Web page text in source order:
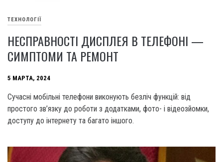
ТЕХНОЛОГІЇ
НЕСПРАВНОСТІ ДИСПЛЕЯ В ТЕЛЕФОНІ —
СИМПТОМИ ТА РЕМОНТ
5 МАРТА, 2024
Сучасні мобільні телефони виконують безліч функцій: від
простого зв’язку до роботи з додатками, фото- і відеозйомки,
доступу до інтернету та багато іншого.